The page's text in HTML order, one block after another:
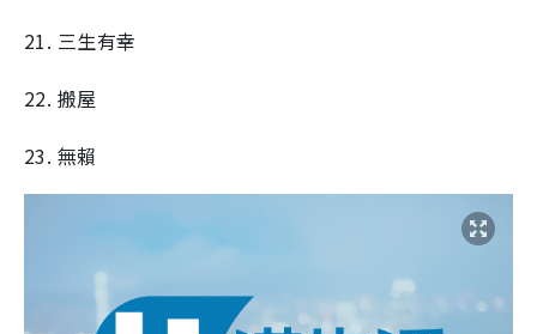
21. 三生有幸
22. 搬屋
23. 無賴